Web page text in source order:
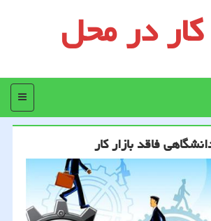
کار در محل
منو
فاقد بازار كار